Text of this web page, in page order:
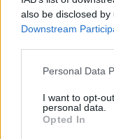
also be disclosed
Downstream
Personal Data
I want to opt-
personal data.
Opted In